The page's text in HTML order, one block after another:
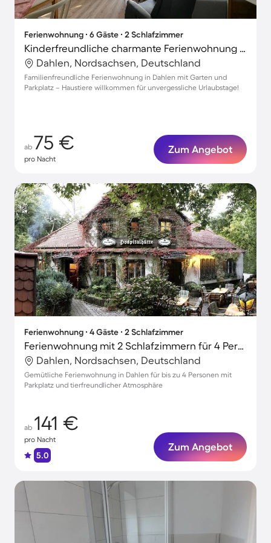
Ferienwohnung ∙ 6 Gäste ∙ 2 Schlafzimmer
Kinderfreundliche charmante Ferienwohnung mit Garten | Haustiere sind willkommen
Dahlen, Nordsachsen, Deutschland
Familienfreundliche Ferienwohnung in Dahlen mit Garten und
Parkplatz – Haustiere willkommen für unvergessliche Urlaubstage!
ab 75 €
pro Nacht
Zum Angebot
Ferienwohnung ∙ 4 Gäste ∙ 2 Schlafzimmer
Ferienwohnung mit 2 Schlafzimmern für 4 Personen
Dahlen, Nordsachsen, Deutschland
Gemütliche Ferienwohnung in Dahlen für bis zu 4 Personen mit
Parkplatz und tierfreundlicher Atmosphäre
ab 141 €
pro Nacht
5.0
Zum Angebot